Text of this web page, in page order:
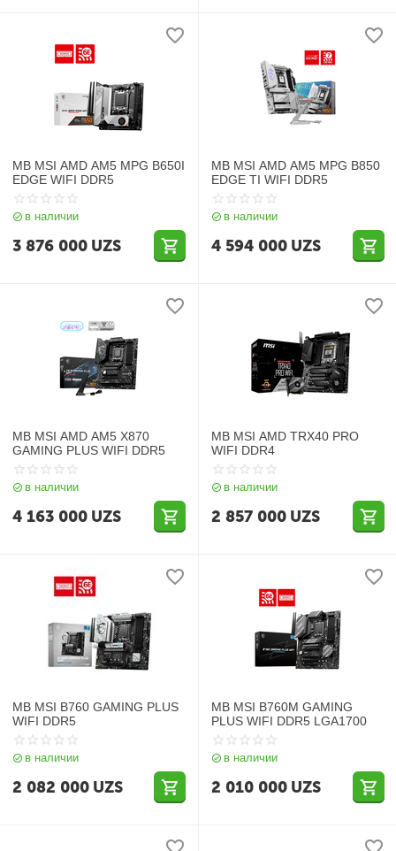
MB MSI AMD AM5 MPG B650I
EDGE WIFI DDR5
в наличии
3 876 000 UZS
MB MSI AMD AM5 MPG B850
EDGE TI WIFI DDR5
в наличии
4 594 000 UZS
MB MSI AMD AM5 X870
GAMING PLUS WIFI DDR5
в наличии
4 163 000 UZS
MB MSI AMD TRX40 PRO
WIFI DDR4
в наличии
2 857 000 UZS
MB MSI B760 GAMING PLUS
WIFI DDR5
в наличии
2 082 000 UZS
MB MSI B760M GAMING
PLUS WIFI DDR5 LGA1700
в наличии
2 010 000 UZS